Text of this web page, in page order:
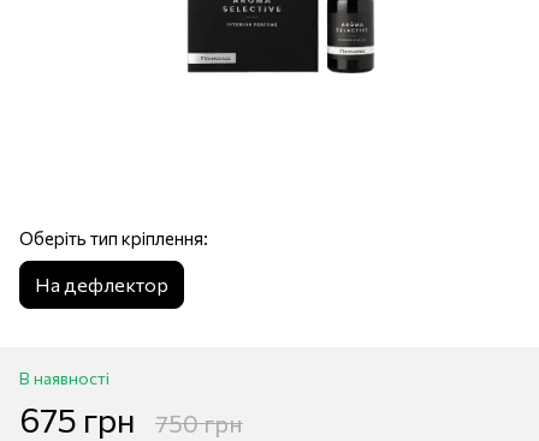
Оберіть тип кріплення:
На дефлектор
В наявності
675 грн 750 грн